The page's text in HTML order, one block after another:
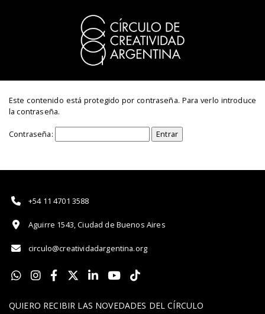
Este contenido está protegido por contraseña. Para verlo introduce
la contraseña.
Contraseña:
+54 11 4701 3588
Aguirre 1543, Ciudad de Buenos Aires
circulo@creatividadargentina.org
QUIERO RECIBIR LAS NOVEDADES DEL CÍRCULO